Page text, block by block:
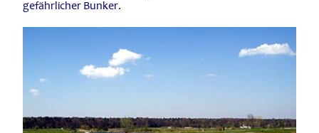
gefährlicher Bunker.